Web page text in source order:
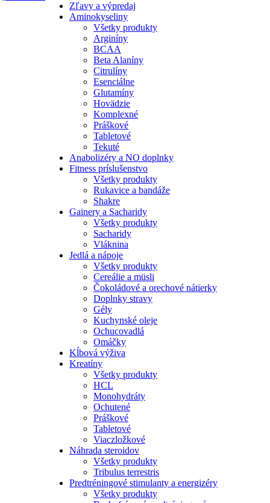
Zľavy a výpredaj
Aminokyseliny
Všetky produkty
Arginíny
BCAA
Beta Alaníny
Citrulíny
Esenciálne
Glutamíny
Hovädzie
Komplexné
Práškové
Tabletové
Tekuté
Anabolizéry a NO doplnky
Fitness príslušenstvo
Všetky produkty
Rukavice a bandáže
Shakre
Gainery a Sacharidy
Všetky produkty
Sacharidy
Vláknina
Jedlá a nápoje
Všetky produkty
Cereálie a müsli
Čokoládové a orechové nátierky
Doplnky stravy
Gély
Kuchynské oleje
Ochucovadlá
Omáčky
Kĺbová výživa
Kreatíny
Všetky produkty
HCL
Monohydráty
Ochutené
Práškové
Tabletové
Viaczložkové
Náhrada steroidov
Všetky produkty
Tribulus terrestris
Predtréningové stimulanty a energizéry
Všetky produkty